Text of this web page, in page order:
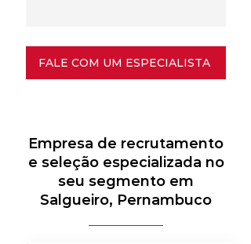
FALE COM UM ESPECIALISTA
Empresa de recrutamento
e seleção especializada no
seu segmento em
Salgueiro, Pernambuco